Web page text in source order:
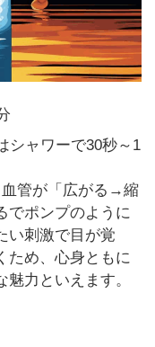
シャワーで30秒～1
血管が「広がる→縮
でポンプのように
い刺激で目が覚
ため、心身ともに
力といえます。